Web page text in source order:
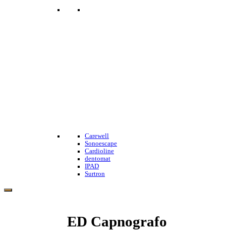
Carewell
Sonoescape
Cardioline
dentomat
IPAD
Surtron
ED Capnografo